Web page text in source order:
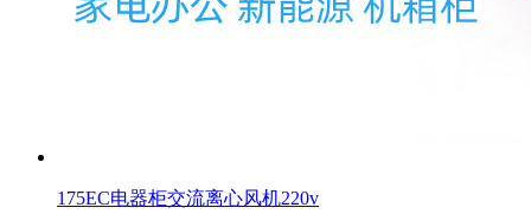
175EC电器柜交流离心风机220v